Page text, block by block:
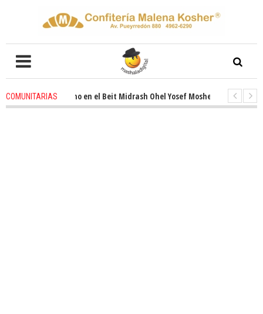
COMUNITARIAS
entusiasmo en el Beit Midrash Ohel Yosef Moshe 4 weeks ago